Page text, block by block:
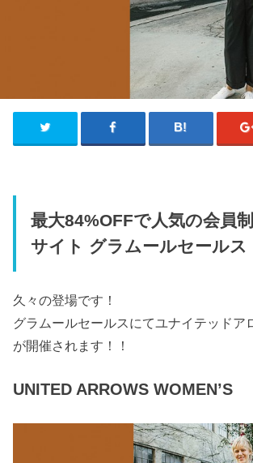
最大84%OFFで人気の会員
サイト グラムールセールス
久々の登場です！
グラムールセールスにてユナイテッドア
が開催されます！！
UNITED ARROWS WOMEN’S